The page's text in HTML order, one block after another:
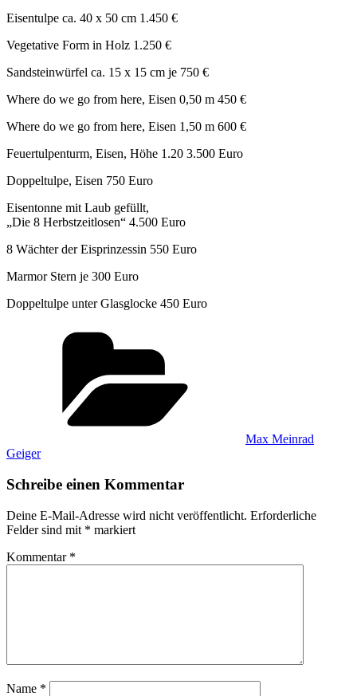
Eisentulpe ca. 40 x 50 cm 1.450 €
Vegetative Form in Holz 1.250 €
Sandsteinwürfel ca. 15 x 15 cm je 750 €
Where do we go from here, Eisen 0,50 m 450 €
Where do we go from here, Eisen 1,50 m 600 €
Feuertulpenturm, Eisen, Höhe 1.20 3.500 Euro
Doppeltulpe, Eisen 750 Euro
Eisentonne mit Laub gefüllt,
„Die 8 Herbstzeitlosen“ 4.500 Euro
8 Wächter der Eisprinzessin 550 Euro
Marmor Stern je 300 Euro
Doppeltulpe unter Glasglocke 450 Euro
Max Meinrad
Geiger
Schreibe einen Kommentar
Deine E-Mail-Adresse wird nicht veröffentlicht. Erforderliche
Felder sind mit * markiert
Kommentar *
Name *